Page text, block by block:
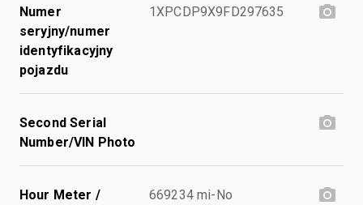
Numer
seryjny/numer
identyfikacyjny
pojazdu
1XPCDP9X9FD297635
Second Serial
Number/VIN Photo
Hour Meter /
669234 mi-No